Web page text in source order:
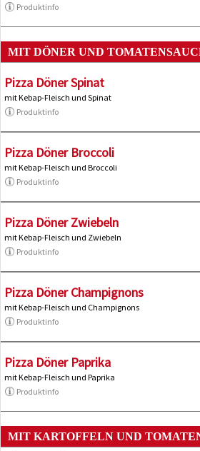
Produktinfo
MIT DÖNER UND
Pizza Döner Spinat
mit Kebap-Fleisch und Spinat
Produktinfo
Pizza Döner Broccoli
mit Kebap-Fleisch und Broccoli
Produktinfo
Pizza Döner Zwiebeln
mit Kebap-Fleisch und Zwiebeln
Produktinfo
Pizza Döner Champignons
mit Kebap-Fleisch und Champignons
Produktinfo
Pizza Döner Paprika
mit Kebap-Fleisch und Paprika
Produktinfo
MIT KARTOFFELN UND